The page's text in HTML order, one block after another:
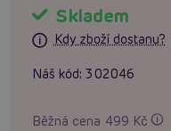
Skladem
Kdy zboží dostanu?
Náš kód: 302046
Běžná cena 499 Kč